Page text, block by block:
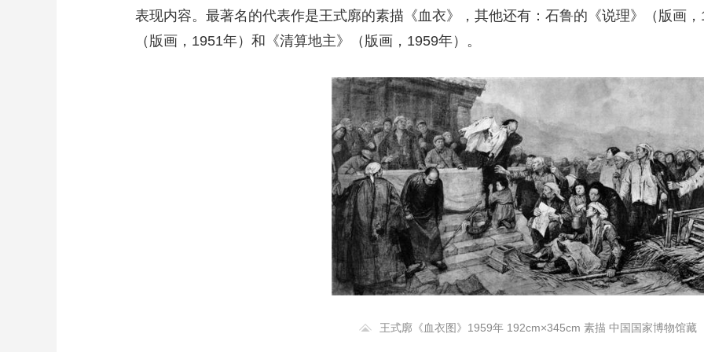
表现内容。最著名的代表作是王式廓的素描《血衣》，其他还有：石鲁的《说理》（版画
（版画，1951年）和《清算地主》（版画，1959年）。
王式廓《血衣图》1959年 192cm×345cm 素描 中国国家博物馆藏